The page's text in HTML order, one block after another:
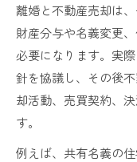
離婚と不動産売却は
財産分与や名義変更
必要になります。実
針を協議し、その後
却活動、売買契約、
す。
例えば、共有名義の